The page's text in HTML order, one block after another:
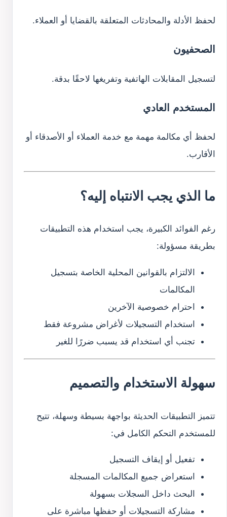
لحفظ الأدلة والمحادثات المتعلقة بالقضايا أو العملاء.
الصحفيون
لتسجيل المقابلات الهاتفية وتفريغها لاحقًا بدقة.
المستخدم العادي
لحفظ أي مكالمة مهمة مع خدمة العملاء أو الأصدقاء أو
الأقارب.
ما الذي يجب الانتباه إليه؟
رغم الفوائد الكبيرة، يجب استخدام هذه التطبيقات
بطريقة مسؤولة:
الالتزام بالقوانين المحلية الخاصة بتسجيل
المكالمات
احترام خصوصية الآخرين
استخدام التسجيلات لأغراض مشروعة فقط
تجنب أي استخدام قد يسبب ضررًا للغير
سهولة الاستخدام والتصميم
تتميز التطبيقات الحديثة بواجهة بسيطة وسهلة، تتيح
للمستخدم التحكم الكامل في:
تفعيل أو إيقاف التسجيل
استعراض جميع المكالمات المسجلة
البحث داخل السجلات بسهولة
مشاركة التسجيلات أو حفظها مباشرة على